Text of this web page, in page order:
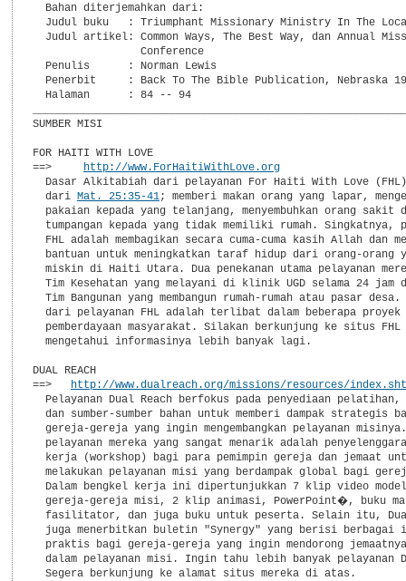
  Bahan diterjemahkan dari:
Judul buku   : Triumphant Missionary Ministry In The
Judul artikel: Common Ways, The Best Way, dan Annual
                 Conference
  Penulis      : Norman Lewis
Penerbit     : Back To The Bible Publication, Nebraska
  Halaman      : 84 -- 94
SUMBER MISI
FOR HAITI WITH LOVE
==>
http://www.ForHaitiWithLove.org
Dasar Alkitabiah dari pelayanan For Haiti With Love
  dari
Mat. 25:35-41; memberi makan orang yang lapar,
pakaian kepada yang telanjang, menyembuhkan orang sakit
tumpangan kepada yang tidak memiliki rumah. Singkatnya,
FHL adalah membagikan secara cuma-cuma kasih Allah dan
bantuan untuk meningkatkan taraf hidup dari orang-orang
miskin di Haiti Utara. Dua penekanan utama pelayanan
Tim Kesehatan yang melayani di klinik UGD selama 24 jam
Tim Bangunan yang membangun rumah-rumah atau pasar desa.
  dari pelayanan FHL adalah terlibat dalam beberapa proyek
pemberdayaan masyarakat. Silakan berkunjung ke situs FHL
  mengetahui informasinya lebih banyak lagi.
DUAL REACH
==>
http://www.dualreach.org/missions/resources/
Pelayanan Dual Reach berfokus pada penyediaan pelatihan,
dan sumber-sumber bahan untuk memberi dampak strategis
gereja-gereja yang ingin mengembangkan pelayanan
pelayanan mereka yang sangat menarik adalah
kerja (workshop) bagi para pemimpin gereja dan jemaat
melakukan pelayanan misi yang berdampak global bagi
  Dalam bengkel kerja ini dipertunjukkan 7 klip video model
gereja-gereja misi, 2 klip animasi, PowerPoint�, buku
fasilitator, dan juga buku untuk peserta. Selain itu,
juga menerbitkan buletin "Synergy" yang berisi berbagai
praktis bagi gereja-gereja yang ingin mendorong
dalam pelayanan misi. Ingin tahu lebih banyak pelayanan
  Segera berkunjung ke alamat situs mereka di atas.